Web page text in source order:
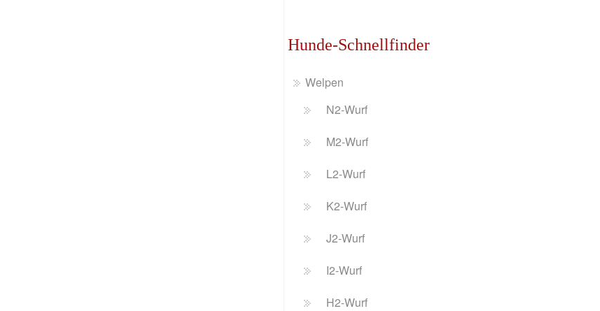
Hunde-Schnellfinder
Welpen
N2-Wurf
M2-Wurf
L2-Wurf
K2-Wurf
J2-Wurf
I2-Wurf
H2-Wurf